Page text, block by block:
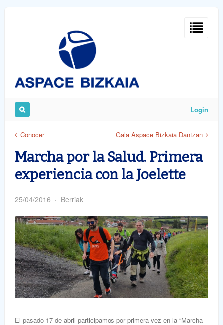
Remember
Login
Conocer Gala Aspace Bizkaia Dantzan
Marcha por la Salud. Primera
experiencia con la Joelette
25/04/2016 Berriak
El pasado 17 de abril participamos por primera vez en la “Marcha